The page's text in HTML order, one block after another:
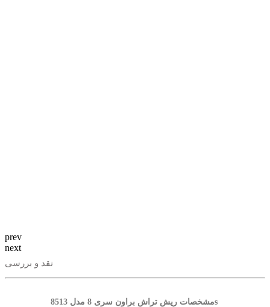
prev
next
نقد و بررسی
مشخصات ریش تراش براون سری 8 مدل 8513s